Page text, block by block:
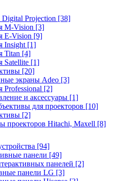
Projection [38]
M-Vision [3]
E-Vision [9]
Insight [1]
Titan [4]
Satellite [1]
[20]
экраны Adeo [3]
Professional [2]
и аксессуары [1]
для проекторов [10]
[2]
проекторов Hitachi, Maxell [8]
[94]
панели [49]
панелей [2]
панели LG [3]